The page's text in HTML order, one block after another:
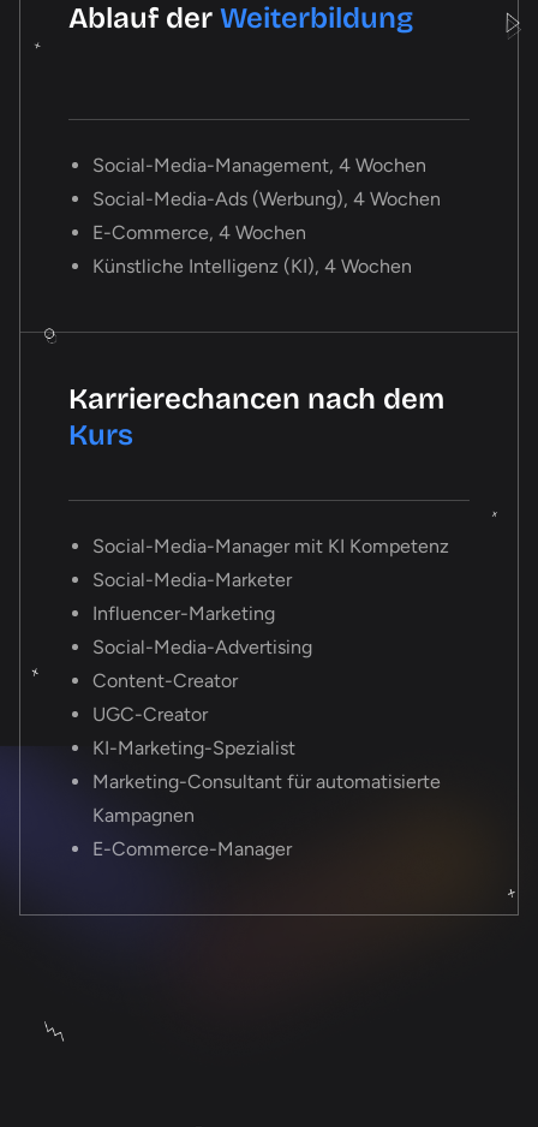
Ablauf der Weiterbildung
Social-Media-Management, 4 Wochen
Social-Media-Ads (Werbung), 4 Wochen
E-Commerce, 4 Wochen
Künstliche Intelligenz (KI), 4 Wochen
Karrierechancen nach dem
Kurs
Social-Media-Manager mit KI Kompetenz
Social-Media-Marketer
Influencer-Marketing
Social-Media-Advertising
Content-Creator
UGC-Creator
KI-Marketing-Spezialist
Marketing-Consultant für automatisierte
Kampagnen
E-Commerce-Manager